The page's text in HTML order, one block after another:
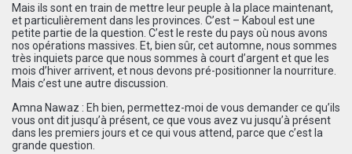
Mais ils sont en train de mettre leur peuple à la place maintenant,
et particulièrement dans les provinces. C’est – Kaboul est une
petite partie de la question. C’est le reste du pays où nous avons
nos opérations massives. Et, bien sûr, cet automne, nous sommes
très inquiets parce que nous sommes à court d’argent et que les
mois d’hiver arrivent, et nous devons pré-positionner la nourriture.
Mais c’est une autre discussion.
Amna Nawaz : Eh bien, permettez-moi de vous demander ce qu’ils
vous ont dit jusqu’à présent, ce que vous avez vu jusqu’à présent
dans les premiers jours et ce qui vous attend, parce que c’est la
grande question.